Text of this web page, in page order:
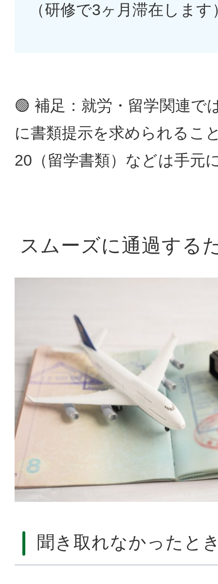
（研修で3ヶ月滞在します
🟢 補足：就労・留学関連で
に書類提示を求められるこ
20（留学書類）などは手元
スムーズに通過する
聞き取れなかったと